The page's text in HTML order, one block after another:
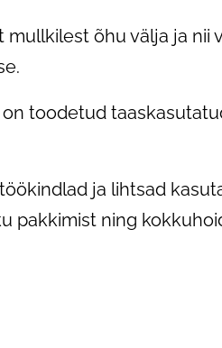
õhu välja ja nii
toodetud
ja lihtsad
pakkimist ning